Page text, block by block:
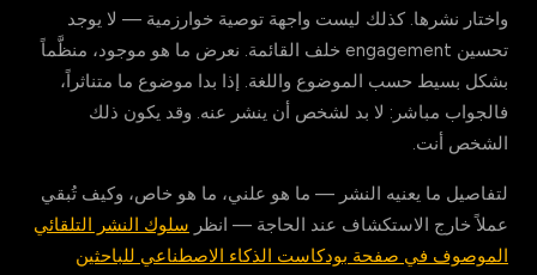
واختار نشرها. كذلك ليست واجهة توصية خوارزمية — لا يوجد
تحسين engagement خلف القائمة. نعرض ما هو موجود، منظَّماً
بشكل بسيط حسب الموضوع واللغة. إذا بدا موضوع ما متناثراً،
فالجواب مباشر: لا بد لشخص أن ينشر عنه. وقد يكون ذلك
الشخص أنت.
لتفاصيل ما يعنيه النشر — ما هو علني، ما هو خاص، وكيف تُبقي
عملاً خارج الاستكشاف عند الحاجة — انظر سلوك النشر التلقائي
الموصوف في صفحة بودكاست الذكاء الاصطناعي للباحثين